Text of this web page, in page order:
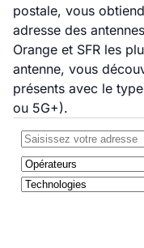
postale, vous
adresse des
Orange et SFR les
antenne, vous
présents avec le
ou 5G+).